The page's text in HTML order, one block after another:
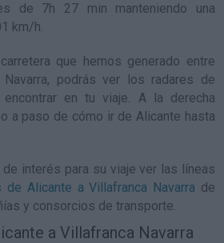
de 7h 27 min manteniendo una
km/h.
que hemos generado entre
podrás ver los radares de
en tu viaje. A la derecha
a paso de cómo ir de Alicante hasta
interés para su viaje ver las líneas
de Alicante a Villafranca Navarra de
y consorcios de transporte.
a Villafranca Navarra